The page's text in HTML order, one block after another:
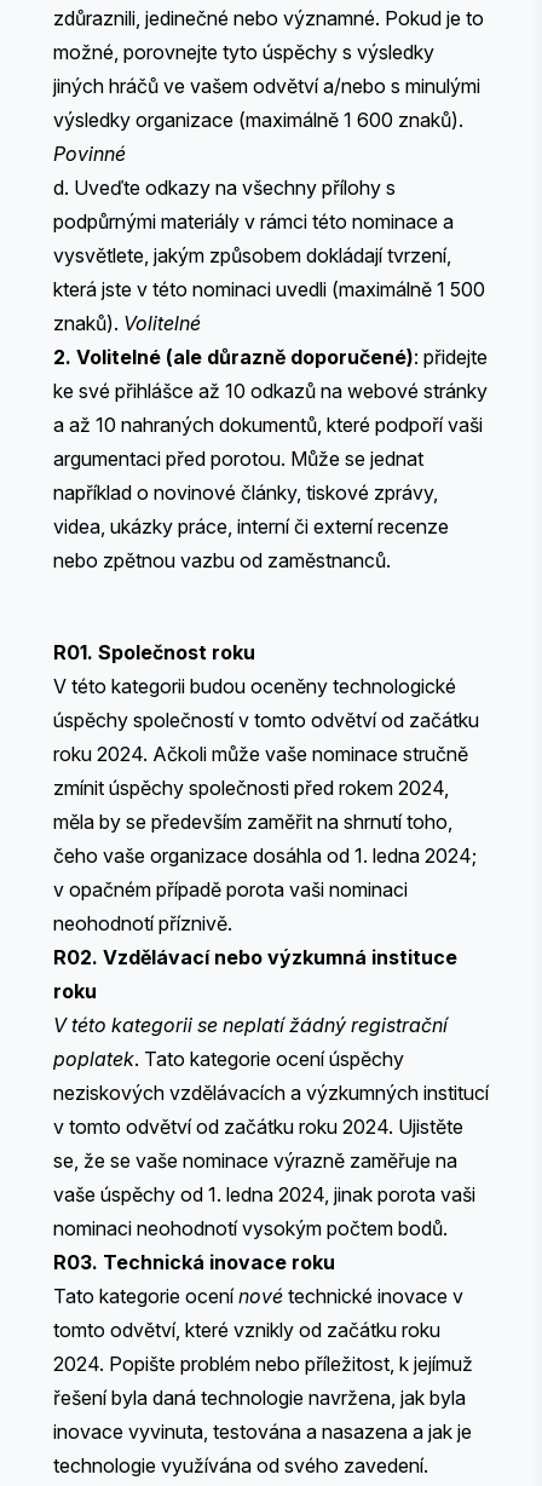
zdůraznili, jedinečné nebo významné. Pokud je to
možné, porovnejte tyto úspěchy s výsledky
jiných hráčů ve vašem odvětví a/nebo s minulými
výsledky organizace (maximálně 1 600 znaků).
Povinné
d. Uveďte odkazy na všechny přílohy s
podpůrnými materiály v rámci této nominace a
vysvětlete, jakým způsobem dokládají tvrzení,
která jste v této nominaci uvedli (maximálně 1 500
znaků). Volitelné
2. Volitelné (ale důrazně doporučené): přidejte
ke své přihlášce až 10 odkazů na webové stránky
a až 10 nahraných dokumentů, které podpoří vaši
argumentaci před porotou. Může se jednat
například o novinové články, tiskové zprávy,
videa, ukázky práce, interní či externí recenze
nebo zpětnou vazbu od zaměstnanců.
R01. Společnost roku
V této kategorii budou oceněny technologické
úspěchy společností v tomto odvětví od začátku
roku 2024. Ačkoli může vaše nominace stručně
zmínit úspěchy společnosti před rokem 2024,
měla by se především zaměřit na shrnutí toho,
čeho vaše organizace dosáhla od 1. ledna 2024;
v opačném případě porota vaši nominaci
neohodnotí příznivě.
R02. Vzdělávací nebo výzkumná instituce
roku
V této kategorii se neplatí žádný registrační
poplatek. Tato kategorie ocení úspěchy
neziskových vzdělávacích a výzkumných institucí
v tomto odvětví od začátku roku 2024. Ujistěte
se, že se vaše nominace výrazně zaměřuje na
vaše úspěchy od 1. ledna 2024, jinak porota vaši
nominaci neohodnotí vysokým počtem bodů.
R03. Technická inovace roku
Tato kategorie ocenínové technické inovace v
tomto odvětví, které vznikly od začátku roku
2024. Popište problém nebo příležitost, k jejímuž
řešení byla daná technologie navržena, jak byla
inovace vyvinuta, testována a nasazena a jak je
technologie využívána od svého zavedení.